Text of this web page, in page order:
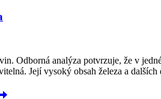
Odborná analýza potvrzuje, že v
Její vysoký obsah železa a